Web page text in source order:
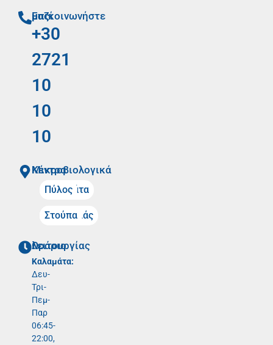
Επικοινωνήστε μαζί μας
+30
2721
10
10
10
Mικροβιολογικά Κέντρα
Καλαμάτα
Πύλος
Μελιγαλάς
Στούπα
Ωράριο λειτουργίας
Καλαμάτα:
Δευ-
Τρι-
Πεμ-
Παρ
06:45-
22:00,